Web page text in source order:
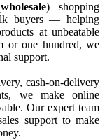
wholesale) shopping
buyers — helping
at unbeatable
or one hundred, we
support.
cash-on-delivery
we make online
Our expert team
support to make